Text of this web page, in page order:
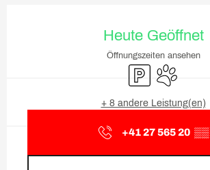
Heute Geöffnet
Öffnungszeiten ansehen
ParkplatzTiere erlaubt
+ 8 andere Leistung(en)
+41 27 565 20 ▒▒